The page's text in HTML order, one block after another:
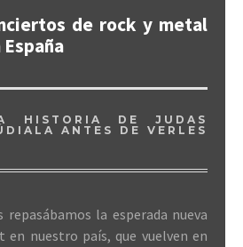
de rock y metal
HISTORIA DE JUDAS
ANTES DE VERLES
repasábamos la esperada nueva
en nuestro país, que vuelven en